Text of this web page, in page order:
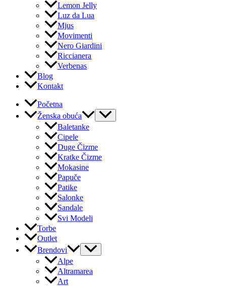
Lemon Jelly
Luz da Lua
Mjus
Movimenti
Nero Giardini
Riccianera
Verbenas
Blog
Kontakt
Početna
Ženska obuća
Baletanke
Cipele
Duge Čizme
Kratke Čizme
Mokasine
Papuče
Patike
Salonke
Sandale
Svi Modeli
Torbe
Outlet
Brendovi
Alpe
Altramarea
Art